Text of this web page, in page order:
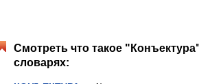
Смотреть что такое
словарях: